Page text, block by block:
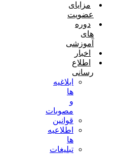
مزایای
عضویت
دوره
های
آموزشی
اخبار
اطلاع
رسانی
ابلاغیه
ها
و
مصوبات
قوانین
اطلاعیه
ها
تبلیغات